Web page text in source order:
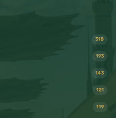
318
193
143
121
119